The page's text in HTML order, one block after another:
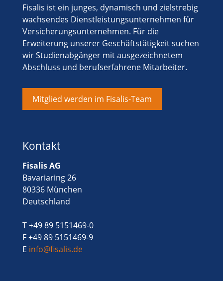
Fisalis ist ein junges, dynamisch und zielstrebig
wachsendes Dienstleistungsunternehmen für
Versicherungsunternehmen. Für die
Erweiterung unserer Geschäftstätigkeit suchen
wir Studienabgänger mit ausgezeichnetem
Abschluss und berufserfahrene Mitarbeiter.
Mitglied werden im Fisalis-Team
Kontakt
Fisalis AG
Bavariaring 26
80336 München
Deutschland
T +49 89 5151469-0
F +49 89 5151469-9
E info@fisalis.de